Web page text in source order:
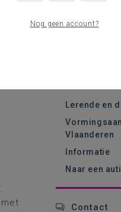
Vragen
Hospiteren
Lerende en
Vlaanderen
Informatie
Naar een
Contact
Nog geen account?